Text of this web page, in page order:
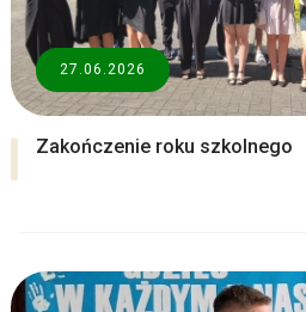
27.06.2026
Zakończenie roku szkolnego